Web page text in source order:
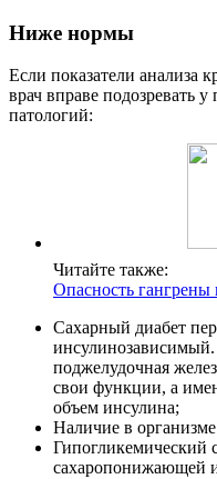
Ниже нормы
Если показатели анализа
врач вправе подозревать
патологий:
Читайте также:
Опасность гангрены
Сахарный диабет
инсулинозависимый.
поджелудочная
свои функции, а
объем инсулина;
Наличие в
Гипогликемический
сахаропонижающей